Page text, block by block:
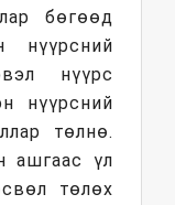
бөгөөд
нүүрсний
нүүрс
нүүрсний
төлнө.
ашгаас үл
төлөх